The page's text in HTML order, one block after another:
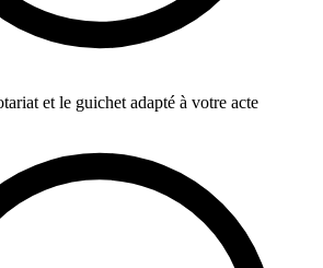
et le guichet adapté à votre acte